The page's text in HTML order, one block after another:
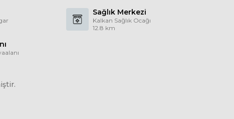
Sağlık Merkezi
Kalkan Sağlık Ocağı
12.8 km